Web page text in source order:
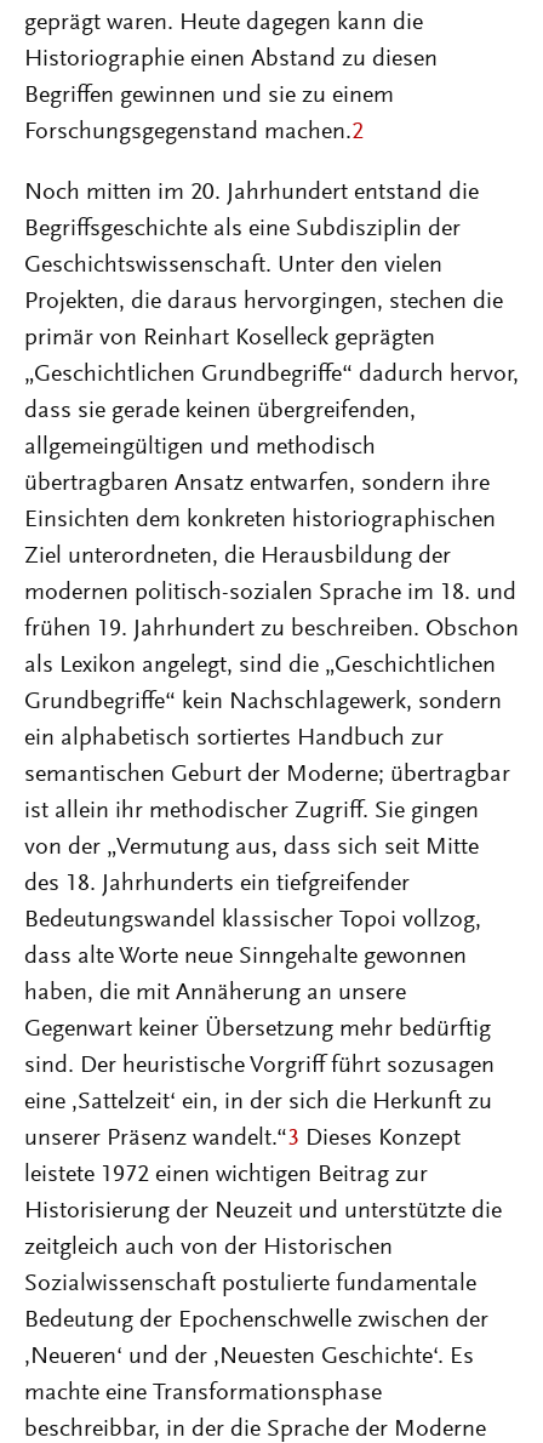
geprägt waren. Heute dagegen kann die
Historiographie einen Abstand zu diesen
Begriffen gewinnen und sie zu einem
Forschungsgegenstand machen.2
Noch mitten im 20. Jahrhundert entstand die
Begriffsgeschichte als eine Subdisziplin der
Geschichtswissenschaft. Unter den vielen
Projekten, die daraus hervorgingen, stechen die
primär von Reinhart Koselleck geprägten
„Geschichtlichen Grundbegriffe“ dadurch hervor,
dass sie gerade keinen übergreifenden,
allgemeingültigen und methodisch
übertragbaren Ansatz entwarfen, sondern ihre
Einsichten dem konkreten historiographischen
Ziel unterordneten, die Herausbildung der
modernen politisch-sozialen Sprache im 18. und
frühen 19. Jahrhundert zu beschreiben. Obschon
als Lexikon angelegt, sind die „Geschichtlichen
Grundbegriffe“ kein Nachschlagewerk, sondern
ein alphabetisch sortiertes Handbuch zur
semantischen Geburt der Moderne; übertragbar
ist allein ihr methodischer Zugriff. Sie gingen
von der „Vermutung aus, dass sich seit Mitte
des 18. Jahrhunderts ein tiefgreifender
Bedeutungswandel klassischer Topoi vollzog,
dass alte Worte neue Sinngehalte gewonnen
haben, die mit Annäherung an unsere
Gegenwart keiner Übersetzung mehr bedürftig
sind. Der heuristische Vorgriff führt sozusagen
eine ,Sattelzeit‘ ein, in der sich die Herkunft zu
unserer Präsenz wandelt.“3 Dieses Konzept
leistete 1972 einen wichtigen Beitrag zur
Historisierung der Neuzeit und unterstützte die
zeitgleich auch von der Historischen
Sozialwissenschaft postulierte fundamentale
Bedeutung der Epochenschwelle zwischen der
,Neueren‘ und der ,Neuesten Geschichte‘. Es
machte eine Transformationsphase
beschreibbar, in der die Sprache der Moderne